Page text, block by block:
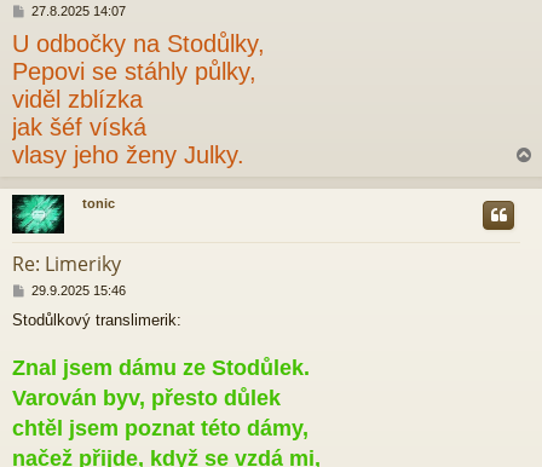
P
í
s
p
ě
v
e
k
27.8.2025 14:07
U odbočky na Stodůlky,
Pepovi se stáhly půlky,
viděl zblízka
jak šéf víská
vlasy jeho ženy Julky.
h
tonic
Re: Limeriky
P
í
p
ě
v
k
29.9.2025 15:46
Stodůlkový translimerik:
Znal jsem dámu ze Stodůlek.
Varován byv, přesto důlek
chtěl jsem poznat této dámy,
načež přijde, když se vzdá mi,